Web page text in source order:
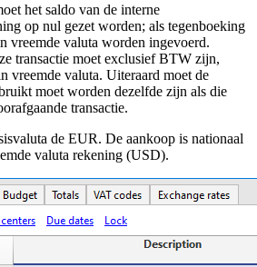
het saldo van de interne
op nul gezet worden; als tegenboeking
vreemde valuta worden ingevoerd.
transactie moet exclusief BTW zijn,
vreemde valuta. Uiteraard moet de
moet worden dezelfde zijn als die
transactie.
de EUR. De aankoop is nationaal
valuta rekening (USD).